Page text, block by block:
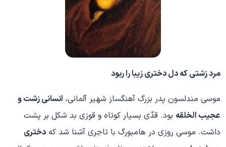
مرد زشتی که دل دختری زیبا را ربود
موسی مندلسون پدر بزرگ آهنگساز شهیر آلمانی، انسانی زشت و
عجیب الخلقه بود. قدّی بسیار کوتاه و قوزی بد شکل بر پشت
داشت. موسی روزی در هامبورگ با تاجری آشنا شد کهدختری